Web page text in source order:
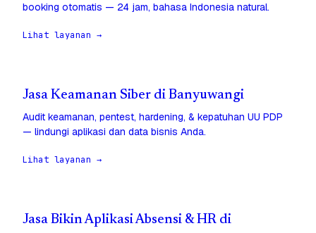
booking otomatis — 24 jam, bahasa Indonesia natural.
Lihat layanan →
Jasa Keamanan Siber di Banyuwangi
Audit keamanan, pentest, hardening, & kepatuhan UU PDP
— lindungi aplikasi dan data bisnis Anda.
Lihat layanan →
Jasa Bikin Aplikasi Absensi & HR di